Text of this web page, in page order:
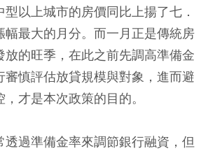
以上城市的房價同比上揚了七．
幅最大的月分。而一月正是傳統房
放的旺季，在此之前先調高準備金
審慎評估放貸規模與對象，進而避
才是本次政策的目的。
透過準備金率來調節銀行融資，但